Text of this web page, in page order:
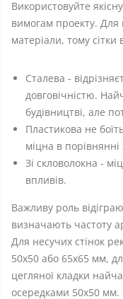
Використовуйте
вимогам проекту. Для
матеріали, тому сітки
Сталева -
довговічністю.
будівництві, але
Пластикова не
міцна в порівнянні
Зі скловолокна -
впливів.
Важливу роль
визначають частоту
Для несучих стінок
50х50 або 65x65 мм,
цегляної кладки
осередками 50х50 мм.